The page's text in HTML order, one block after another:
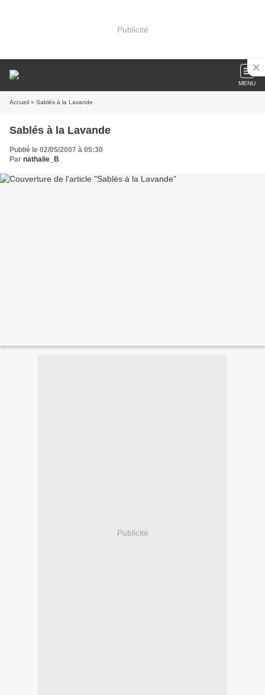
Publicité
MENU
Accueil » Sablés à la Lavande
Sablés à la Lavande
Publié le 02/05/2007 à 05:30
Par nathalie_B
Publicité